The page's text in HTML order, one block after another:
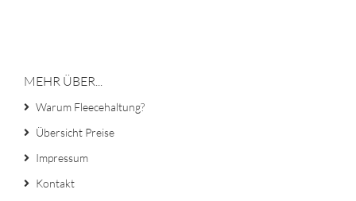
MEHR ÜBER...
Warum Fleecehaltung?
Übersicht Preise
Impressum
Kontakt